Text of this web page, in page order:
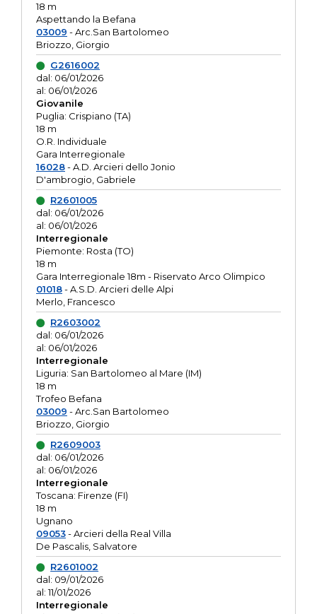
18 m
Aspettando la Befana
03009 - Arc.San Bartolomeo
Briozzo, Giorgio
G2616002
dal: 06/01/2026
al: 06/01/2026
Giovanile
Puglia: Crispiano (TA)
18 m
O.R. Individuale
Gara Interregionale
16028- A.D. Arcieri dello Jonio
D'ambrogio, Gabriele
R2601005
dal: 06/01/2026
al: 06/01/2026
Interregionale
Piemonte: Rosta (TO)
18 m
Gara Interregionale 18m - Riservato Arco Olimpico
01018- A.S.D. Arcieri delle Alpi
Merlo, Francesco
R2603002
dal: 06/01/2026
al: 06/01/2026
Interregionale
Liguria: San Bartolomeo al Mare (IM)
18 m
Trofeo Befana
03009 - Arc.San Bartolomeo
Briozzo, Giorgio
R2609003
dal: 06/01/2026
al: 06/01/2026
Interregionale
Toscana: Firenze (FI)
18 m
Ugnano
09053- Arcieri della Real Villa
De Pascalis, Salvatore
R2601002
dal: 09/01/2026
al: 11/01/2026
Interregionale